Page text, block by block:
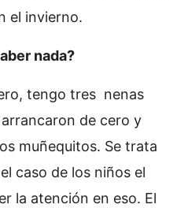
el invierno.
nada?
tengo tres nenas
de cero y
muñequitos. Se trata
caso de los niños el
la atención en eso. El